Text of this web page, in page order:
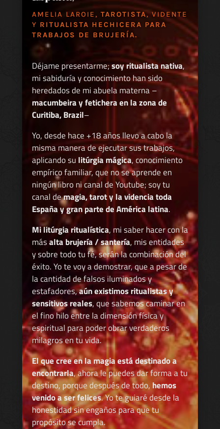
AMELIA LAROIE, TAROTISTA, VIDENTE
Y RITUALISTA HECHICERA PARA
TRABAJOS DE BRUJERÍA.
Déjame presentarme;soy ritualista nativa,
mi sabiduría y conocimiento han sido
heredados de mi abuela materna –
macumbeira y fetichera en la zona de
Curitiba, Brazil–
Yo, desde hace +18 años llevo a cabo la
misma manera de ejecutar sus trabajos,
aplicando su litúrgia mágica, conocimiento
empírico familiar, que no se aprende en
ningún libro ni canal de Youtube; soy tu
canal demagia, tarot y la videncia toda
España y gran parte de América latina.
Mi litúrgia ritualística, mi saber hacer con la
másalta brujería / santería, mis entidades
y sobre todo tu fé, serán la combinación del
éxito. Yo te voy a demostrar, que a pesar de
la cantidad de falsos iluminados y
estafadores,aún existimos ritualistas y
sensitivos reales, que sabemos caminar en
el fino hilo entre la dimensión física y
espiritual para poder obrar verdaderos
milagros en tu vida.
El que cree en la magia está destinado a
encontrarla, ahora le puedes dar forma a tu
destino, porque después de todo, hemos
venido a ser felices. Yo te guiaré desde la
honestidad sin engaños para que tu
propósito se cumpla.